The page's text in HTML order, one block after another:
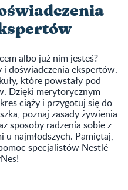
albo już nim jesteś?
i doświadczenia ekspertów.
które powstały pod
Dzięki merytorycznym
ciąży i przygotuj się do
poznaj zasady żywienia
sposoby radzenia sobie z
u najmłodszych. Pamiętaj,
specjalistów Nestlé